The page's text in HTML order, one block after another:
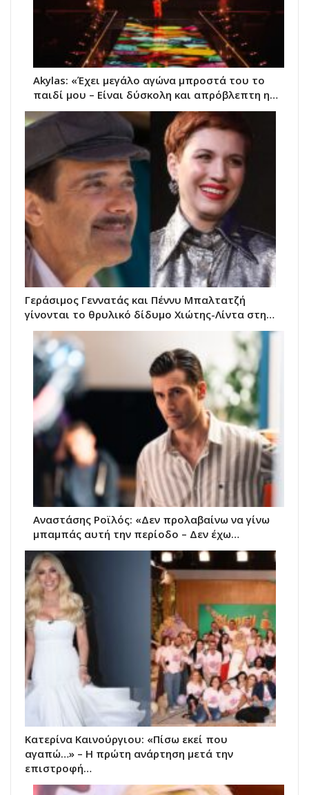
Akylas: «Έχει μεγάλο αγώνα μπροστά του το
παιδί μου – Είναι δύσκολη και απρόβλεπτη η…
Γεράσιμος Γεννατάς και Πέννυ Μπαλτατζή
γίνονται το θρυλικό δίδυμο Χιώτης-Λίντα στη…
Αναστάσης Ροϊλός: «Δεν προλαβαίνω να γίνω
μπαμπάς αυτή την περίοδο – Δεν έχω…
Κατερίνα Καινούργιου: «Πίσω εκεί που
αγαπώ…» – Η πρώτη ανάρτηση μετά την
επιστροφή…